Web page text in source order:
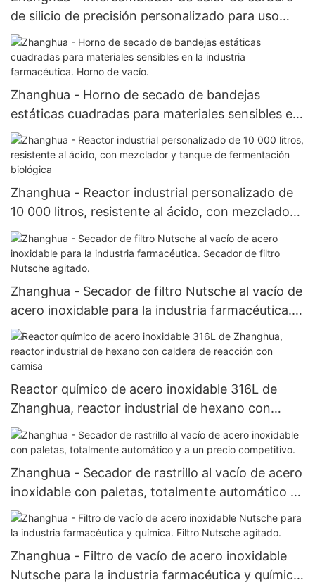
de silicio de precisión personalizado para uso
industrial o farmacéutico
Zhanghua - Horno de secado de bandejas
estáticas cuadradas para materiales sensibles en
la industria farmacéutica. Horno de vacío.
Zhanghua - Reactor industrial personalizado de
10 000 litros, resistente al ácido, con mezclador
y tanque de fermentación biológica
Zhanghua - Secador de filtro Nutsche al vacío de
acero inoxidable para la industria farmacéutica.
Secador de filtro Nutsche agitado.
Reactor químico de acero inoxidable 316L de
Zhanghua, reactor industrial de hexano con
caldera de reacción con camisa
Zhanghua - Secador de rastrillo al vacío de acero
inoxidable con paletas, totalmente automático y
a un precio competitivo.
Zhanghua - Filtro de vacío de acero inoxidable
Nutsche para la industria farmacéutica y química.